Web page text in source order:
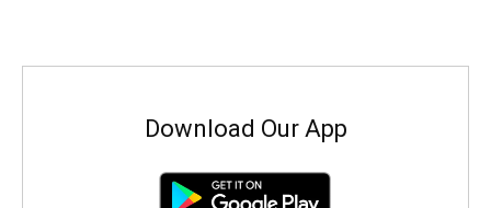
Download Our App